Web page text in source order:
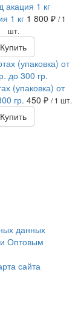
1 кг 1 800 ₽ / 1
шт.
Купить
(упаковка) от
гр. 450 ₽ / 1 шт.
Купить
данных
Оптовым
сайта